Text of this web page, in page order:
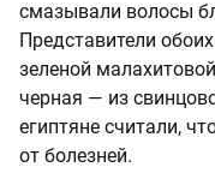
смазывали волосы
Представители
зеленой
черная — из
египтяне считали,
от болезней.